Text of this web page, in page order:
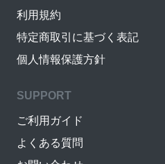
利用規約
特定商取引に基づく表記
個人情報保護方針
SUPPORT
ご利用ガイド
よくある質問